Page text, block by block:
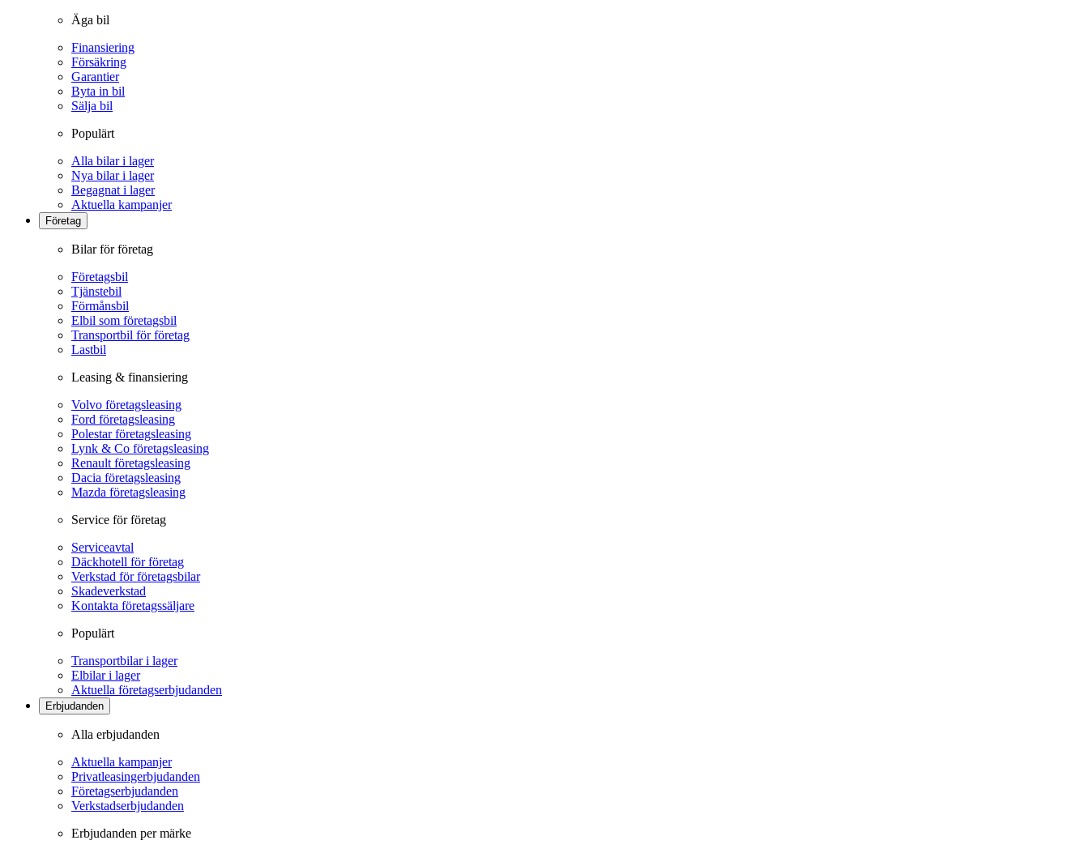
Äga bil
Finansiering
Försäkring
Garantier
Byta in bil
Sälja bil
Populärt
Alla bilar i lager
Nya bilar i lager
Begagnat i lager
Aktuella kampanjer
Företag
Bilar för företag
Företagsbil
Tjänstebil
Förmånsbil
Elbil som företagsbil
Transportbil för företag
Lastbil
Leasing & finansiering
Volvo företagsleasing
Ford företagsleasing
Polestar företagsleasing
Lynk & Co företagsleasing
Renault företagsleasing
Dacia företagsleasing
Mazda företagsleasing
Service för företag
Serviceavtal
Däckhotell för företag
Verkstad för företagsbilar
Skadeverkstad
Kontakta företagssäljare
Populärt
Transportbilar i lager
Elbilar i lager
Aktuella företagserbjudanden
Erbjudanden
Alla erbjudanden
Aktuella kampanjer
Privatleasingerbjudanden
Företagserbjudanden
Verkstadserbjudanden
Erbjudanden per märke